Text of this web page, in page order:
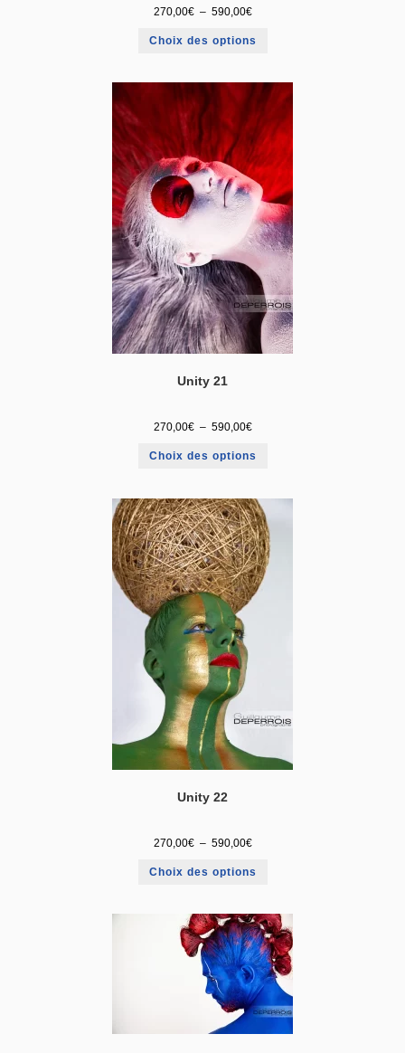
270,00€ – 590,00€
Choix des options
Unity 21
270,00€ – 590,00€
Choix des options
Unity 22
270,00€ – 590,00€
Choix des options